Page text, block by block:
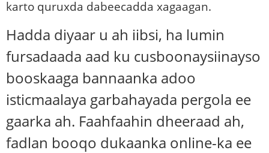
karto quruxda dabeecadda xagaagan.
Hadda diyaar u ah iibsi, ha lumin
fursadaada aad ku cusboonaysiinayso
booskaaga bannaanka adoo
isticmaalaya garbahayada pergola ee
gaarka ah. Faahfaahin dheeraad ah,
fadlan booqo dukaanka online-ka ee